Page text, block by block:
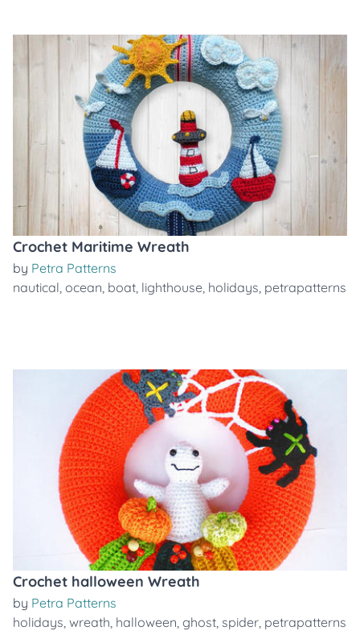
Crochet Maritime Wreath
by Petra Patterns
nautical, ocean, boat, lighthouse, holidays, petrapatterns
Crochet halloween Wreath
by Petra Patterns
holidays, wreath, halloween, ghost, spider, petrapatterns